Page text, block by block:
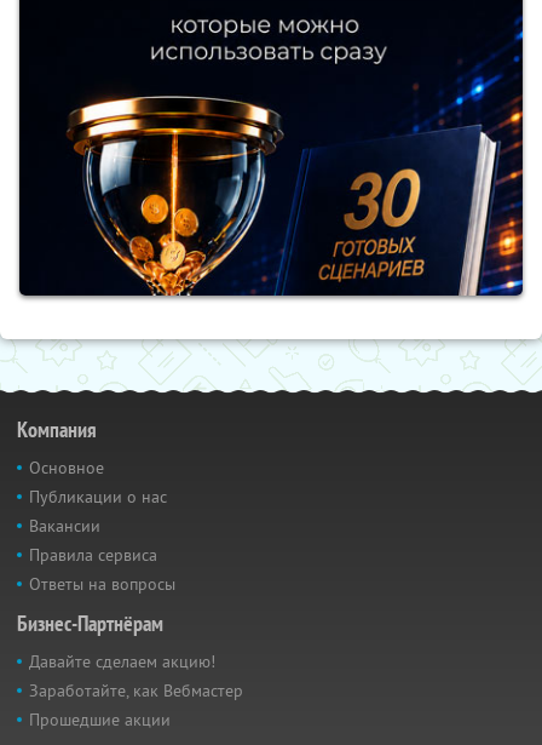
Компания
Основное
Публикации о нас
Вакансии
Правила сервиса
Ответы на вопросы
Бизнес-Партнёрам
Давайте сделаем акцию!
Заработайте, как Вебмастер
Прошедшие акции